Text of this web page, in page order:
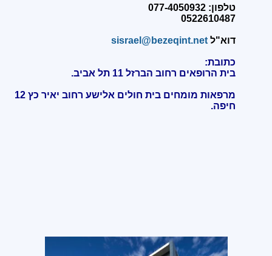
טלפון: 077-4050932
0522610487
דוא"לsisrael@bezeqint.net
כתובת:
בית הרופאים רחוב הברזל 11 תל אביב.
מרפאות מומחים בית חולים אלישע רחוב יאיר כץ 12
חיפה.